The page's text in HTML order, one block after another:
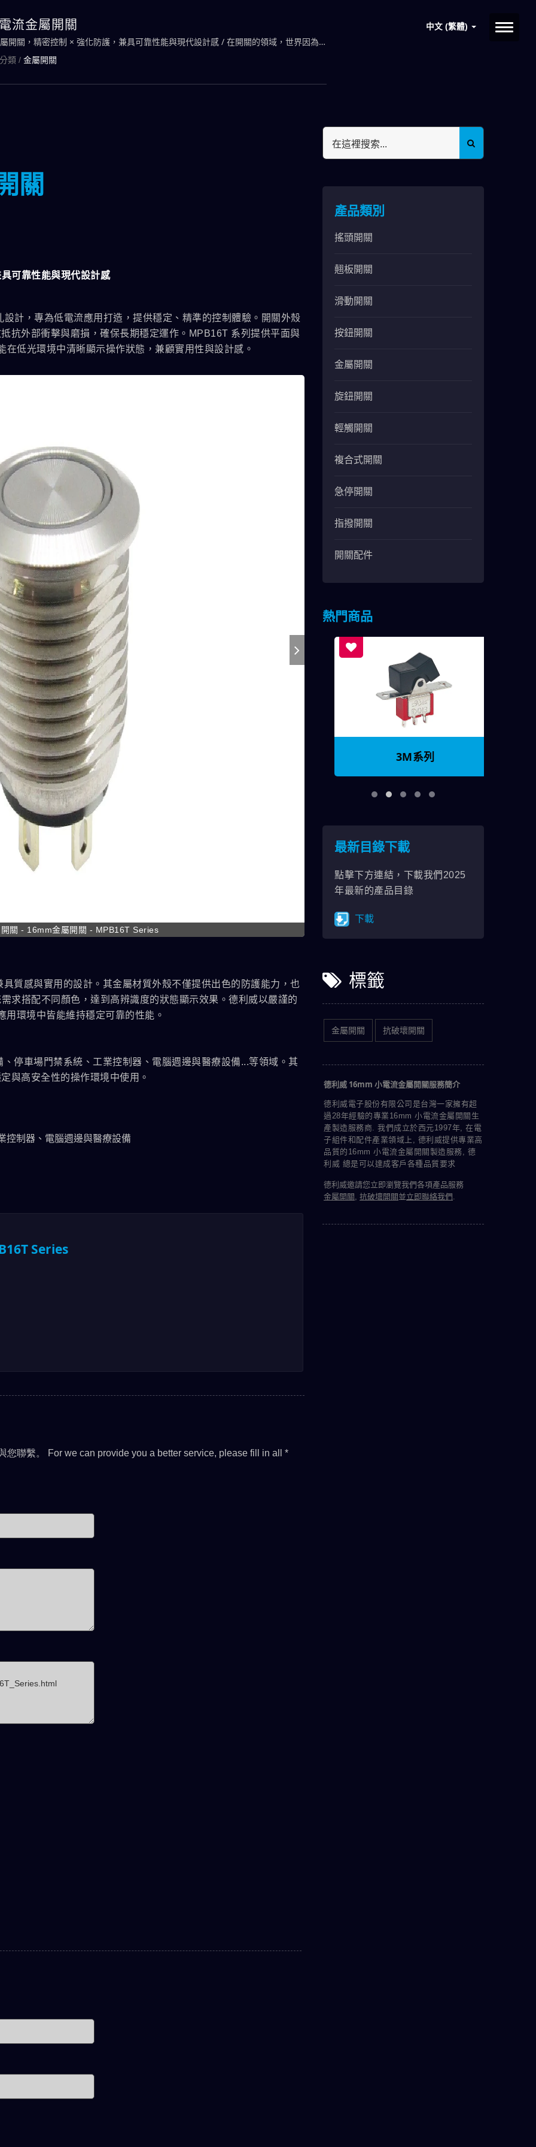
中文 (繁體)
流金屬開關
開關，精密控制 × 強化防護，兼具可靠性能與現代設計感 / 在開關的領域，世界因為
們掌控發號施令的關鍵。
類 / 金屬開關
關 - 16mm金屬開關 - MPB16T Series
關
可靠性能與現代設計感
計，專為低電流應用打造，提供穩定、精準的控制體驗。開關外殼
抗外部衝擊與磨損，確保長期穩定運作。MPB16T 系列提供平面與
低光環境中清晰顯示操作狀態，兼顧實用性與設計感。
質感與實用的設計。其金屬材質外殼不僅提供出色的防護能力，也
求搭配不同顏色，達到高辨識度的狀態顯示效果。德利威以嚴謹的
環境中皆能維持穩定可靠的性能。
停車場門禁系統、工業控制器、電腦週邊與醫療設備...等領域。其
與高安全性的操作環境中使用。
控制器、電腦週邊與醫療設備
Series
產品類別
搖頭開關
翹板開關
滑動開關
按鈕開關
金屬開關
旋鈕開關
輕觸開關
複合式開關
急停開關
指撥開關
開關配件
熱門商品
MPB系列 3M系列
最新目錄下載
點擊下方連結，下載我們2025
年最新的產品目錄
下載
標籤
金屬開關 抗破壞開關
德利威 16mm 小電流金屬開關服務簡介
德利威電子股份有限公司是台灣一家擁有超
過28年經驗的專業16mm 小電流金屬開關生
產製造服務商. 我們成立於西元1997年, 在電
子組件和配件產業領域上, 德利威提供專業高
品質的16mm 小電流金屬開關製造服務, 德
利威 總是可以達成客戶各種品質要求
德利威邀請您立即瀏覽我們各項產品服務
金屬開關 , 抗破壞開關 並立即聯絡我們 .